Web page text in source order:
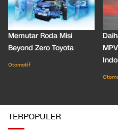
Memutar Roda Misi
Beyond Zero Toyota
Otomotif
TERPOPULER